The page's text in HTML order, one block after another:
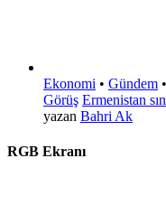
Ekonomi • Gündem •
Görüş Ermenistan
yazan Bahri Ak
RGB Ekranı